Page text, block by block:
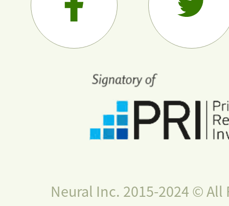
Neural Inc. 2015-2024 © All